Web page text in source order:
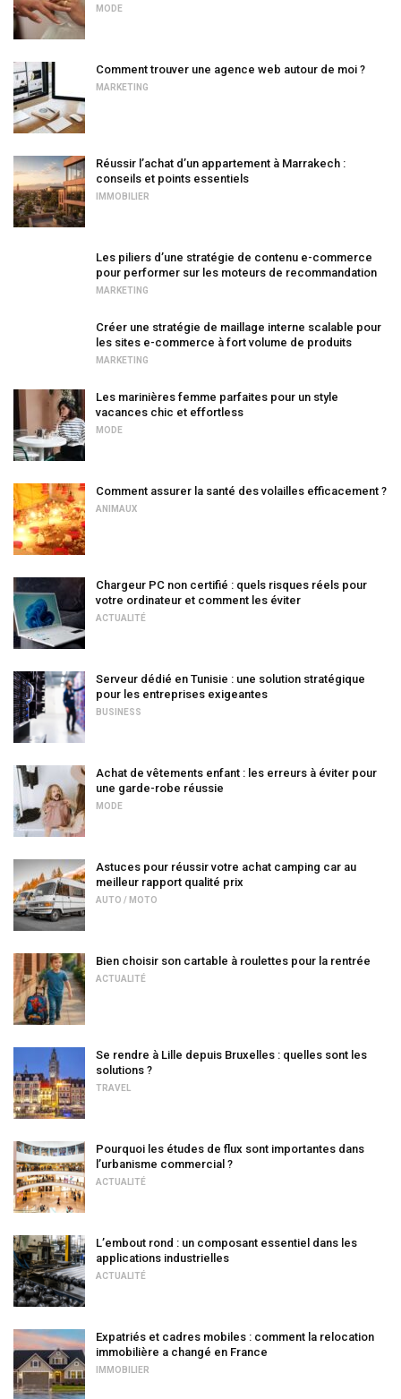
MODE
Comment trouver une agence web autour de moi ?
MARKETING
Réussir l’achat d’un appartement à Marrakech :
conseils et points essentiels
IMMOBILIER
Les piliers d’une stratégie de contenu e-commerce
pour performer sur les moteurs de recommandation
MARKETING
Créer une stratégie de maillage interne scalable pour
les sites e-commerce à fort volume de produits
MARKETING
Les marinières femme parfaites pour un style
vacances chic et effortless
MODE
Comment assurer la santé des volailles efficacement ?
ANIMAUX
Chargeur PC non certifié : quels risques réels pour
votre ordinateur et comment les éviter
ACTUALITÉ
Serveur dédié en Tunisie : une solution stratégique
pour les entreprises exigeantes
BUSINESS
Achat de vêtements enfant : les erreurs à éviter pour
une garde-robe réussie
MODE
Astuces pour réussir votre achat camping car au
meilleur rapport qualité prix
AUTO / MOTO
Bien choisir son cartable à roulettes pour la rentrée
ACTUALITÉ
Se rendre à Lille depuis Bruxelles : quelles sont les
solutions ?
TRAVEL
Pourquoi les études de flux sont importantes dans
l’urbanisme commercial ?
ACTUALITÉ
L’embout rond : un composant essentiel dans les
applications industrielles
ACTUALITÉ
Expatriés et cadres mobiles : comment la relocation
immobilière a changé en France
IMMOBILIER